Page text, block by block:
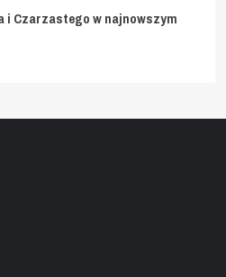
i Czarzastego w najnowszym